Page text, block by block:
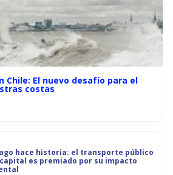
Chile: El nuevo desafío para el
costas
hace historia: el transporte público
es premiado por su impacto